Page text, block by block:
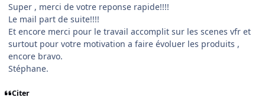
Super , merci de votre reponse rapide!!!!
Le mail part de suite!!!!
Et encore merci pour le travail accomplit sur les scenes vfr et
surtout pour votre motivation a faire évoluer les produits ,
encore bravo.
Stéphane.
Citer